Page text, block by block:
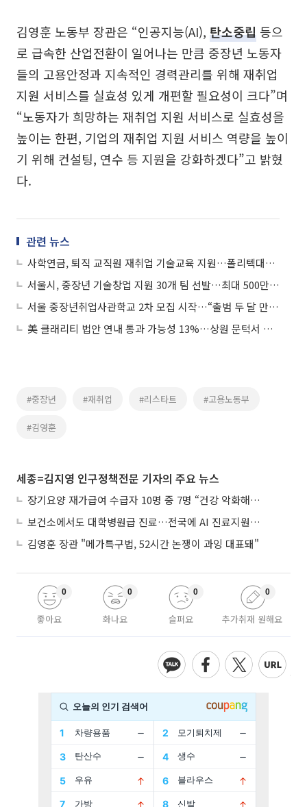
김영훈 노동부 장관은 “인공지능(AI), 탄소중립 등으
로 급속한 산업전환이 일어나는 만큼 중장년 노동자
들의 고용안정과 지속적인 경력관리를 위해 재취업
지원 서비스를 실효성 있게 개편할 필요성이 크다”며
“노동자가 희망하는 재취업 지원 서비스로 실효성을
높이는 한편, 기업의 재취업 지원 서비스 역량을 높이
기 위해 컨설팅, 연수 등 지원을 강화하겠다”고 밝혔
다.
관련 뉴스
사학연금, 퇴직 교직원 재취업 기술교육 지원…폴리텍대학과 맞손
서울시, 중장년 기술창업 지원 30개 팀 선발…최대 500만원 지원
서울 중장년취업사관학교 2차 모집 시작…“출범 두 달 만에 창업” 성과
美 클래리티 법안 연내 통과 가능성 13%…상원 문턱서 제동
#중장년 #재취업 #리스타트 #고용노동부
#김영훈
세종=김지영 인구정책전문 기자의 주요 뉴스
장기요양 재가급여 수급자 10명 중 7명 “건강 악화해도 집에서”
보건소에서도 대학병원급 진료…전국에 AI 진료지원도구 보급
김영훈 장관 "메가특구법, 52시간 논쟁이 과잉 대표돼"
좋아요
0
화나요
0
슬퍼요
0
추가취재 원해요
0